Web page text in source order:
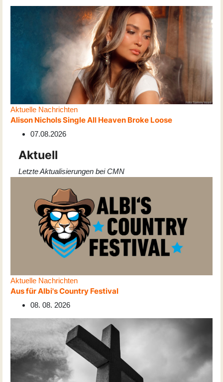
Aktuelle Nachrichten
Alison Nichols Single All Heaven Broke Loose
07.08.2026
Aktuell
Letzte Aktualisierungen bei CMN
Aktuelle Nachrichten
Aus für Albi's Country Festival
08. 08. 2026